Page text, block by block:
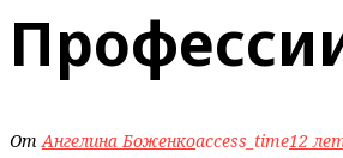
ОтАнгелина Боженкоaccess_time12